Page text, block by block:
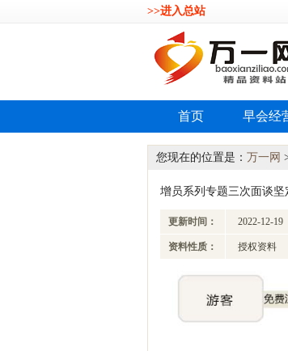
>>进入总站
首页 早会经
您现在的位置是： 万一网
增员系列专题三次面谈
更新时间： 2022-12-19
资料性质： 授权资料